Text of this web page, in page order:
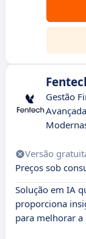
Gestão
Versão
Preços sob
Solução em IA
proporciona
para melhorar a